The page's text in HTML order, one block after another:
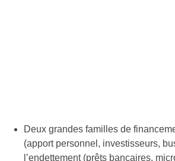
Deux grandes familles de
(apport personnel, investisseurs,
l’endettement (prêts bancaires,